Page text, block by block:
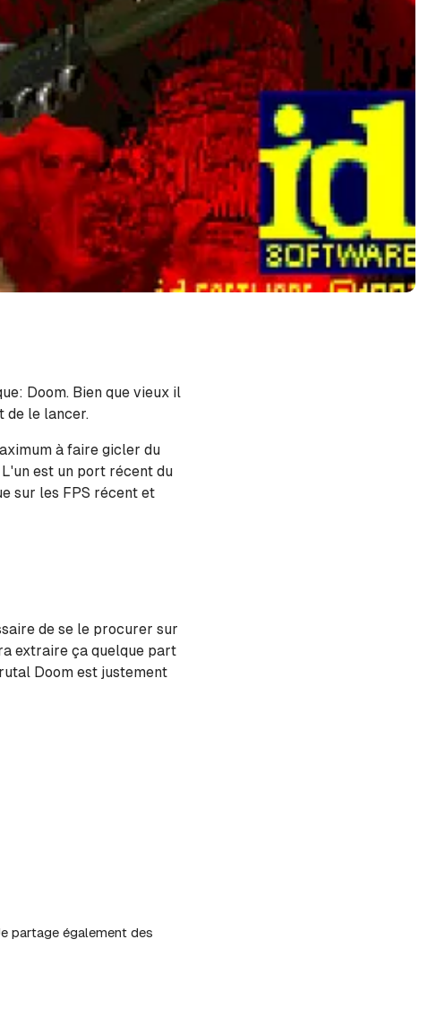
Doom. Bien que vieux il
de le lancer.
à faire gicler du
est un port récent du
sur les FPS récent et
de se le procurer sur
extraire ça quelque part
Doom est justement
partage également des